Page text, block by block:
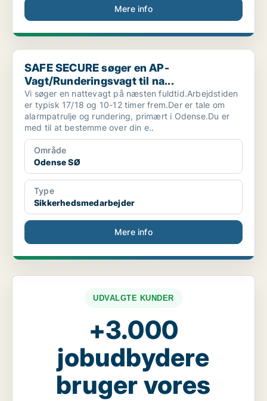
Mere info
SAFE SECURE søger en AP-Vagt/Runderingsvagt til na...
SAFE SECURE søger en AP-
Vagt/Runderingsvagt til na...
Vi søger en nattevagt på næsten fuldtid.Arbejdstiden
er typisk 17/18 og 10-12 timer frem.Der er tale om
alarmpatrulje og rundering, primært i Odense.Du er
med til at bestemme over din e..
Område
Odense SØ
Type
Sikkerhedsmedarbejder
Mere info
UDVALGTE KUNDER
+3.000
jobudbydere
bruger vores